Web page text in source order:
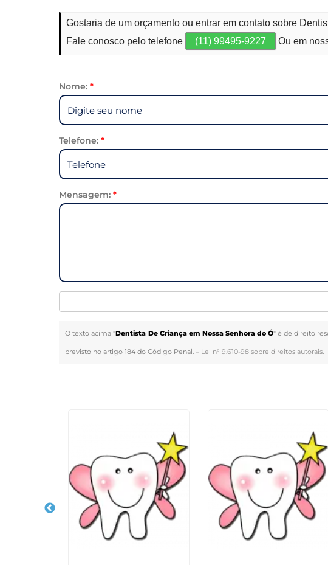
Gostaria de um orçamento ou entrar em contato sobre
Fale conosco pelo telefone
(11) 99495-9227 Ou em
Nome:*
Telefone:*
Mensagem:*
O texto acima "Dentista De Criança em Nossa Senhora do Ó" é de direito
previsto no artigo 184 do Código Penal. – Lei n° 9.610-98 sobre direitos autorais.